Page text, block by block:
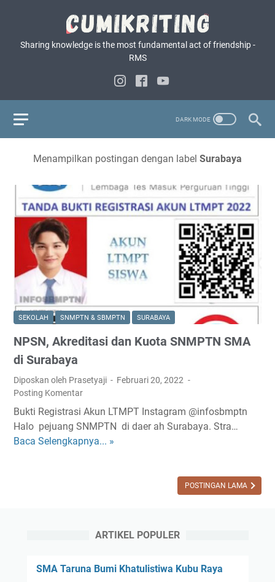
Sharing knowledge is the most fundamental act of friendship -
RMS
Menampilkan postingan dengan label Surabaya
SEKOLAH SNMPTN & SBMPTN SURABAYA
NPSN, Akreditasi dan Kuota SNMPTN SMA
di Surabaya
Diposkan oleh Prasetyaji
Februari 20, 2022
Posting Komentar
Bukti Registrasi Akun LTMPT Instagram @infosbmptn
Halo pejuang SNMPTN di daer ah Surabaya. Stra…
Baca Selengkapnya... »
k
d
POSTINGAN LAMA
ARTIKEL POPULER
SMA Taruna Bumi Khatulistiwa Kubu Raya